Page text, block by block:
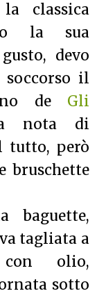
classica
la sua
devo
il
de Gli
nota di
tutto, però
bruschette
baguette,
tagliata a
con olio,
sotto